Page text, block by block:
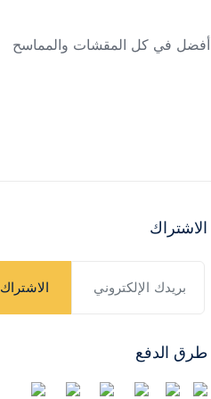
أفضل في كل المقشات والمماسح
الاشتراك
الاشتراك
طرق الدفع